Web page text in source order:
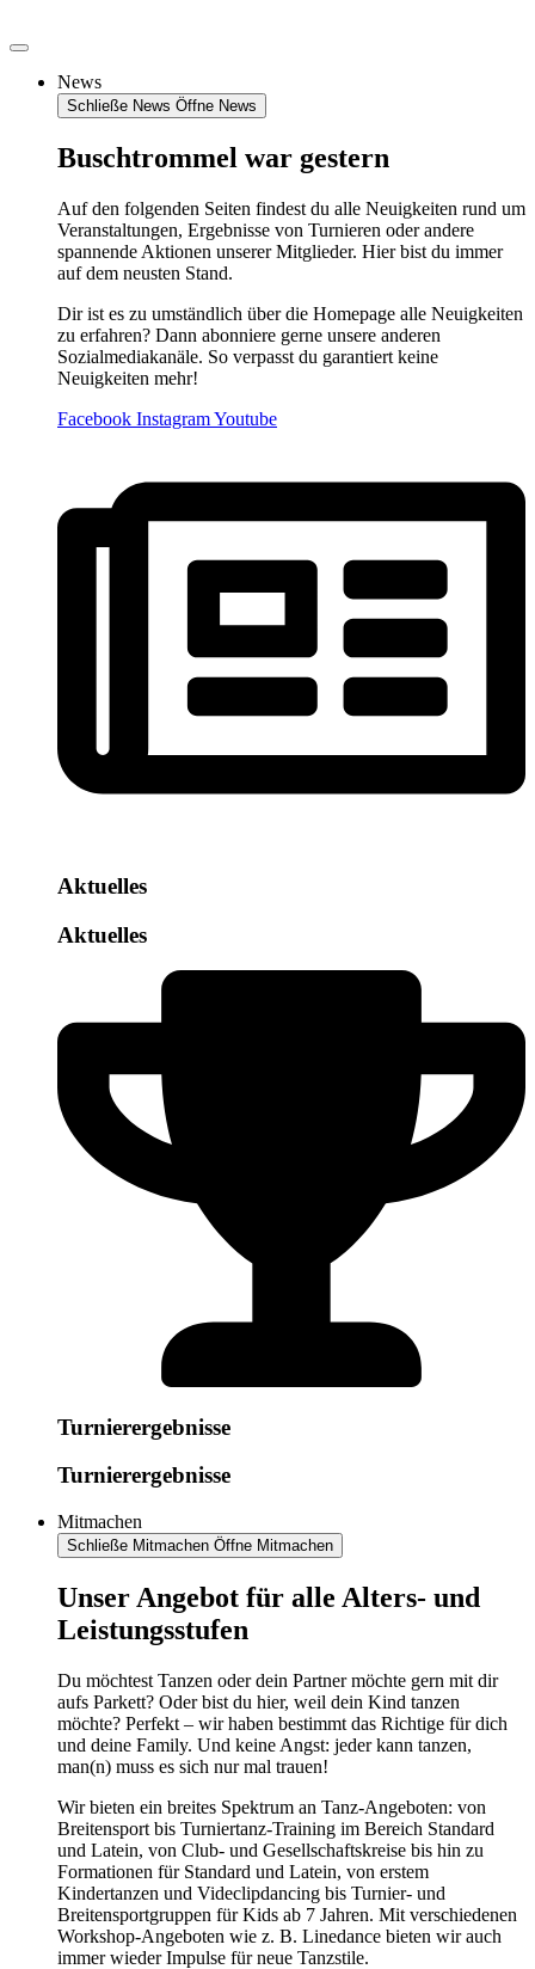
Inhalt
News
Schließe News Öffne News
Buschtrommel war gestern
Auf den folgenden Seiten findest du alle Neuigkeiten rund um
Veranstaltungen, Ergebnisse von Turnieren oder andere
spannende Aktionen unserer Mitglieder. Hier bist du immer
auf dem neusten Stand.
Dir ist es zu umständlich über die Homepage alle Neuigkeiten
zu erfahren? Dann abonniere gerne unsere anderen
Sozialmediakanäle. So verpasst du garantiert keine
Neuigkeiten mehr!
Facebook InstagramYoutube
Aktuelles
Aktuelles
Turnierergebnisse
Turnierergebnisse
Mitmachen
Schließe Mitmachen Öffne Mitmachen
​​​Unser Angebot für alle Alters- und
Leistungsstufen
Du möchtest Tanzen oder dein Partner möchte gern mit dir
aufs Parkett? Oder bist du hier, weil dein Kind tanzen
möchte? Perfekt – wir haben bestimmt das Richtige für dich
und deine Family. Und keine Angst: jeder kann tanzen,
man(n) muss es sich nur mal trauen!
Wir bieten ein breites Spektrum an Tanz-Angeboten: von
Breitensport bis Turniertanz-Training im Bereich Standard
und Latein, von Club- und Gesellschaftskreise bis hin zu
Formationen für Standard und Latein, von erstem
Kindertanzen und Videclipdancing bis Turnier- und
Breitensportgruppen für Kids ab 7 Jahren. Mit verschiedenen
Workshop-Angeboten wie z. B. Linedance bieten wir auch
immer wieder Impulse für neue Tanzstile.